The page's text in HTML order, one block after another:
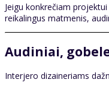
Jeigu konkrečiam
reikalingus matmenis,
Audiniai,
Interjero dizaineriams